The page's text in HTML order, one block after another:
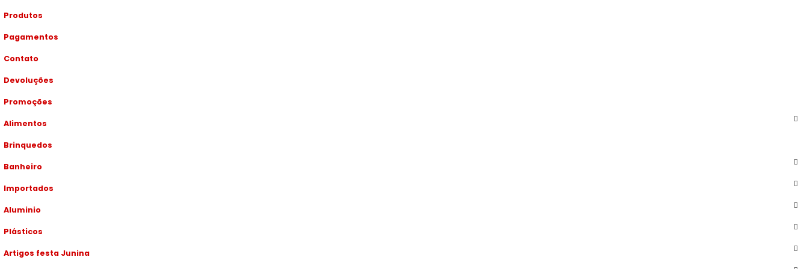
Produtos
Pagamentos
Contato
Devoluções
Promoções
Alimentos
Brinquedos
Banheiro
Importados
Aluminio
Plásticos
Artigos festa Junina